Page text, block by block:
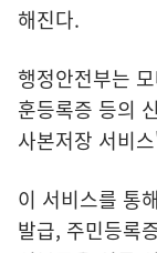
해진다.
행정안전부는
훈등록증 등의
사본저장 서비
이 서비스를 통
발급, 주민등록